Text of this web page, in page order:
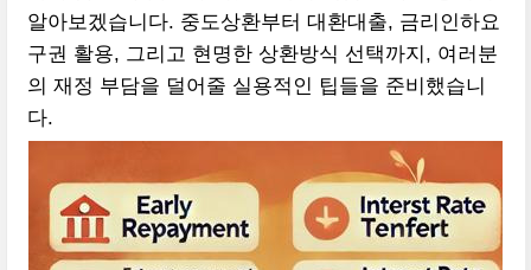
알아보겠습니다. 중도상환부터 대환대출, 금리인하요
구권 활용, 그리고 현명한 상환방식 선택까지, 여러분
의 재정 부담을 덜어줄 실용적인 팁들을 준비했습니
다.